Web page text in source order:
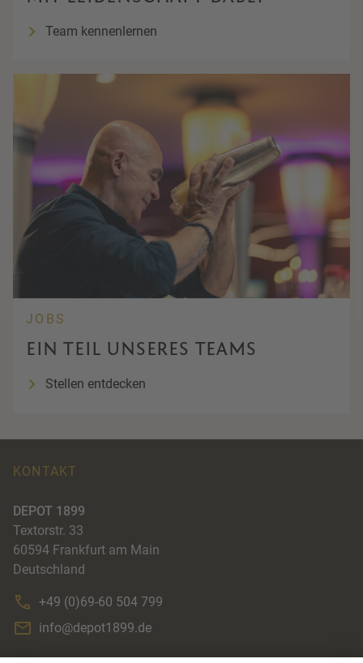
Team kennenlernen
JOBS
EIN TEIL UNSERES TEAMS
Stellen entdecken
KONTAKT
DEPOT 1899
Textorstr. 33
60594 Frankfurt am Main
Deutschland
+49 (0)69-60 504 799
info@depot1899.de